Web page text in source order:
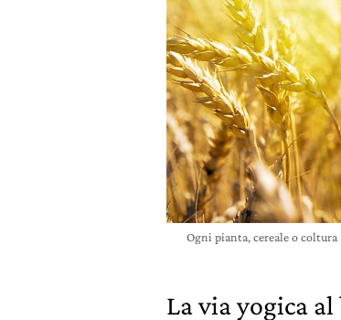
Ogni pianta, cereale o
La via yogica